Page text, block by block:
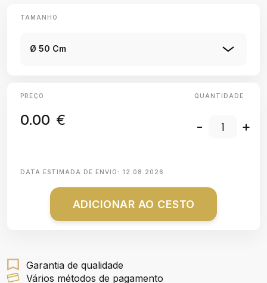
TAMANHO
Ø 50 Cm
PREÇO
0.00 €
QUANTIDADE
- +
DATA ESTIMADA DE ENVIO: 12.08.2026
ADICIONAR AO CESTO
Garantia de qualidade
Vários métodos de pagamento